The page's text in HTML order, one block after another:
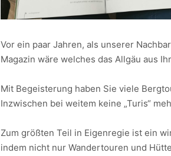
Vor ein paar Jahren, als unserer
Magazin wäre welches das Allgäu aus
Mit Begeisterung haben Sie viele
Inzwischen bei weitem keine „Turis“
Zum größten Teil in Eigenregie ist ein
indem nicht nur Wandertouren und